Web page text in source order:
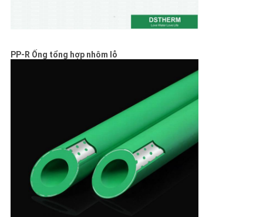
PP-R Ống tổng hợp nhôm lỗ